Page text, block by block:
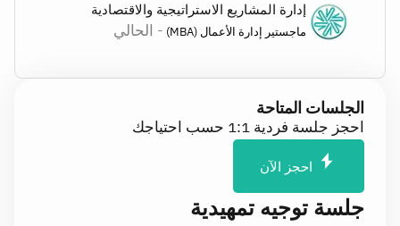
إدارة المشاريع الاستراتيجية والاقتصادية
ماجستير إدارة الأعمال (MBA) - الحالي
الجلسات المتاحة
احجز جلسة فردية 1:1 حسب احتياجك
احجز الآن
جلسة توجيه تمهيدية